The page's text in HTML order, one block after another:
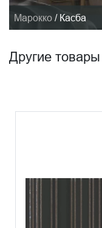
Марокко / Касба
Другие